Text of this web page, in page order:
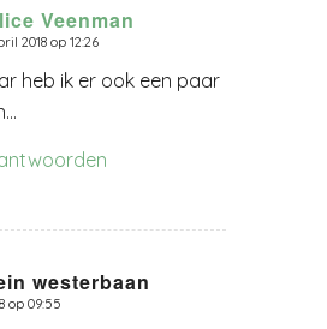
Veenman
2018 op 12:26
heb ik er ook een paar
westerbaan
op 09:55